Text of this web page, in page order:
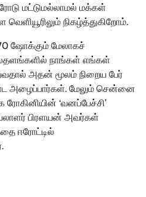
மட்டுமல்லாமல் மக்கள்
நிகழ்த்துகிறோம்.
70 ஷோக்கும் மேலாகச்
நாங்கள் எங்கள்
அதன் மூலம் நிறைய பேர்
அழைப்பார்கள். மேலும் சென்னை
ரோகினியின் ‘வனப்பேச்சி’
பிரளயன் அவர்கள்
ஈரோட்டில்